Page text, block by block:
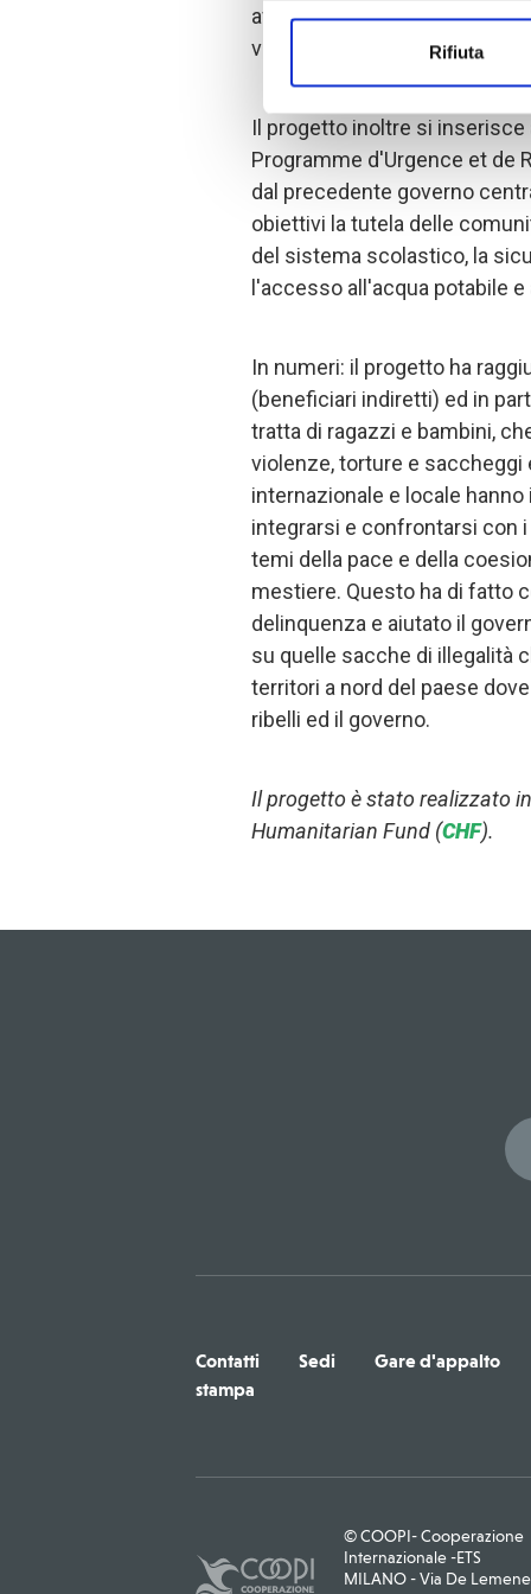
Rifiuta
affari umanitari che si
vita di 2 milioni di persone, il
Il progetto inoltre si inserisce
Programme d'Urgence et de
dal precedente governo
obiettivi la tutela delle
del sistema scolastico, la
l'accesso all'acqua potabile
In numeri: il progetto ha
(beneficiari indiretti) ed in
tratta di ragazzi e bambini,
violenze, torture e
internazionale e locale
integrarsi e confrontarsi con
temi della pace e della
mestiere. Questo ha di fatto
delinquenza e aiutato il
su quelle sacche di illegalità
territori a nord del paese
ribelli ed il governo.
Il progetto è stato realizzato
Humanitarian Fund (CHF).
Contatti Sedi Gare d'appalto
stampa
© COOPI- Cooperazione
Internazionale -ETS
MILANO - Via De